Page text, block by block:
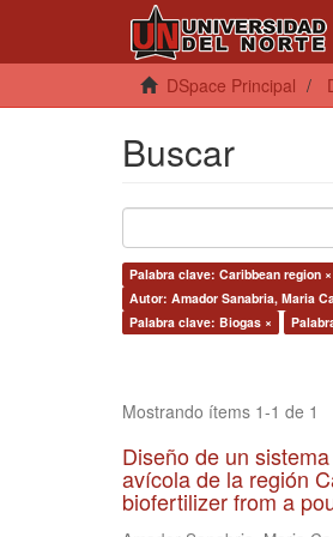
DSpace Principal
Buscar
Palabra clave: Caribbean region ×
Autor: Amador Sanabria, Maria
Palabra clave: Biogas ×
Mostrando ítems 1-1 de 1
Diseño de un
avícola de la región
biofertilizer from a